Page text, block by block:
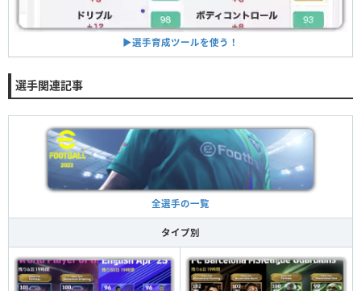
▶︎選手育成ツールを使う！
選手関連記事
全選手の一覧
タイプ別